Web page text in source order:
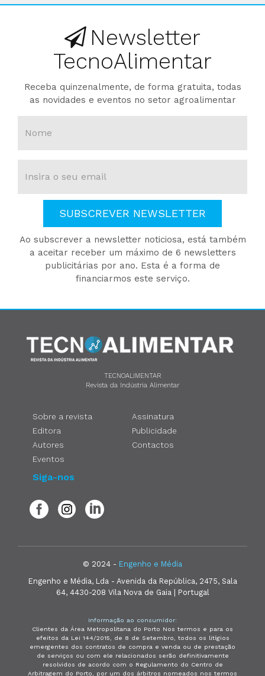
Newsletter
TecnoAlimentar
Receba quinzenalmente, de forma gratuita, todas
as novidades e eventos no setor agroalimentar
SUBSCREVER NEWSLETTER
Ao subscrever a newsletter noticiosa, está também
a aceitar receber um máximo de 6 newsletters
publicitárias por ano. Esta é a forma de
financiarmos este serviço.
TECNOALIMENTAR
Revista da Indústria Alimentar
Sobre a revista
Editora
Autores
Eventos
Assinatura
Publicidade
Contactos
Siga-nos
© 2024 - Engenho e Média
Engenho e Média, Lda - Avenida da República, 2475, Sala
64, 4430-208 Vila Nova de Gaia | Portugal
Informação ao consumidor:
Clientes da Área Metropolitana do Porto Nos termos e para os
efeitos da Lei 144/2015, de 8 de Setembro, todos os litígios
emergentes dos contratos de compra e venda ou de prestação
de serviços ou com ele relacionados serão definitivamente
resolvidos de acordo com o Regulamento do Centro de
Arbitragem do Porto, por um dos árbitros nomeados nos termos